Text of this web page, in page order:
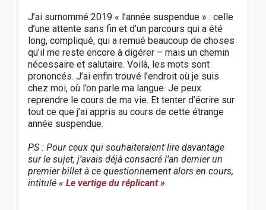
J’ai surnommé 2019 « l’année suspendue » : celle
d’une attente sans fin et d’un parcours qui a été
long, compliqué, qui a remué beaucoup de choses
qu’il me reste encore à digérer – mais un chemin
nécessaire et salutaire. Voilà, les mots sont
prononcés. J’ai enfin trouvé l’endroit où je suis
chez moi, où l’on parle ma langue. Je peux
reprendre le cours de ma vie. Et tenter d’écrire sur
tout ce que j’ai appris au cours de cette étrange
année suspendue.
PS : Pour ceux qui souhaiteraient lire davantage
sur le sujet, j’avais déjà consacré l’an dernier un
premier billet à ce questionnement alors en cours,
intitulé « Le vertige du réplicant ».